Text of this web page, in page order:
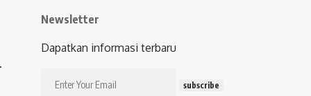
Newsletter
Dapatkan informasi terbaru
subscribe